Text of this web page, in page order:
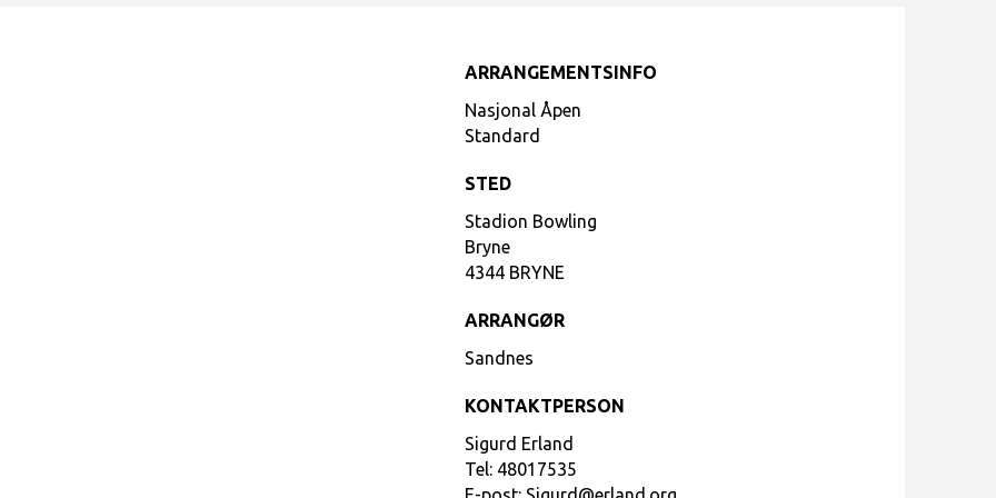
ARRANGEMENTSINFO
Nasjonal Åpen
Standard
STED
Stadion Bowling
Bryne
4344 BRYNE
ARRANGØR
Sandnes
KONTAKTPERSON
Sigurd Erland
Tel: 48017535